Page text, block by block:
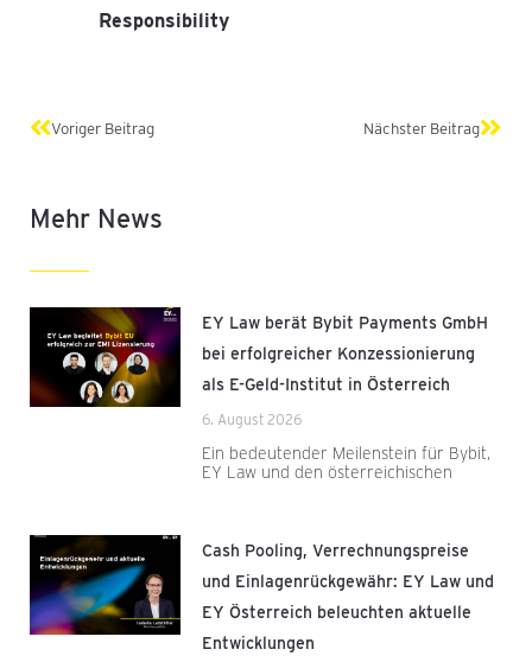
Responsibility
Zurück
Voriger Beitrag Nächster Beitrag
Mehr News
EY Law berät Bybit Payments GmbH
bei erfolgreicher Konzessionierung
als E-Geld-Institut in Österreich
6. August 2026
Ein bedeutender Meilenstein für Bybit,
EY Law und den österreichischen
Cash Pooling, Verrechnungspreise
und Einlagenrückgewähr: EY Law und
EY Österreich beleuchten aktuelle
Entwicklungen